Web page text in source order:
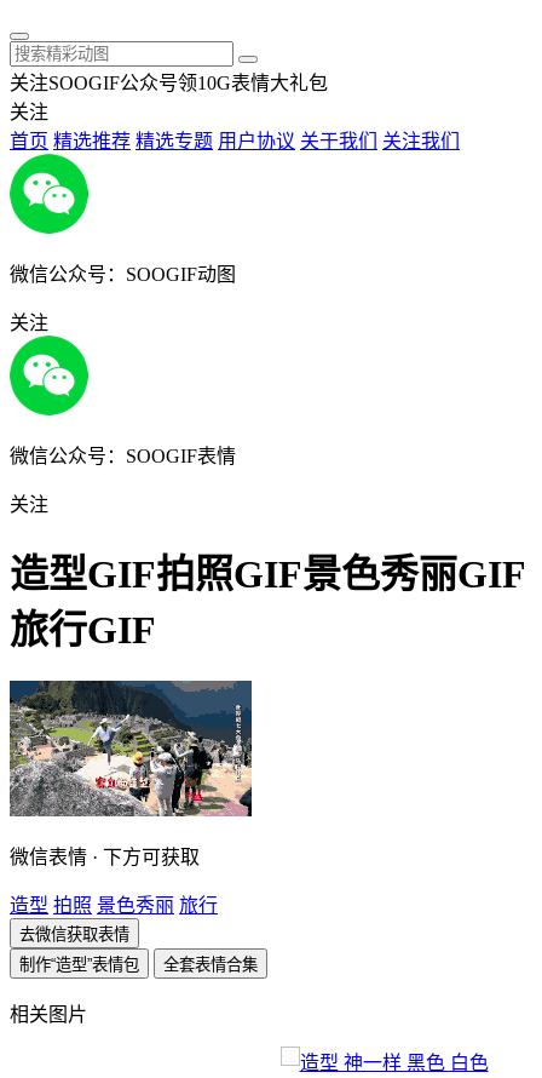
关注SOOGIF公众号领10G表情大礼包
关注
首页 精选推荐 精选专题 用户协议 关于我们 关注我们
微信公众号：SOOGIF动图
关注
微信公众号：SOOGIF表情
关注
造型GIF拍照GIF景色秀丽GIF
旅行GIF
微信表情 · 下方可获取
造型 拍照 景色秀丽 旅行
去微信获取表情
制作“造型”表情包
全套表情合集
相关图片